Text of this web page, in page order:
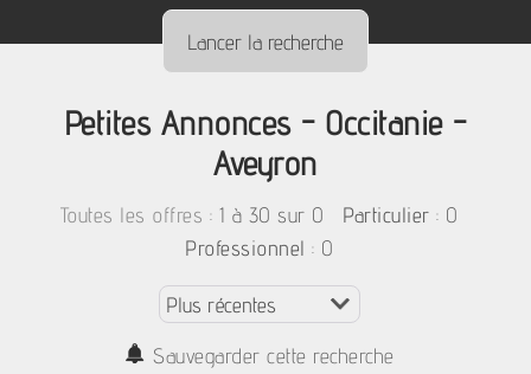
Petites Annonces - Occitanie -
Aveyron
Toutes les offres : 1 à 30 sur 0 Particulier : 0
Professionnel : 0
Sauvegarder cette recherche